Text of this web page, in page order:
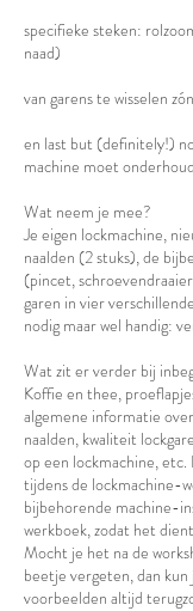
specifieke steken:
naad)
van garens te wisselen
en last but (definitely!)
machine moet
​Wat neem je mee?
Je eigen lockmachine,
naalden (2 stuks), de
(pincet,
garen in vier
nodig maar wel handig:
​Wat zit er verder bij
Koffie en thee,
algemene informatie
naalden, kwaliteit
op een lockmachine, etc.
tijdens de lockmachine-
bijbehorende machine-
werkboek, zodat het
Mocht je het na de
beetje vergeten, dan
voorbeelden altijd